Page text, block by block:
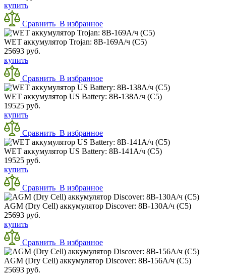
купить
Сравнить В избранное
WET аккумулятор Trojan: 8В-169А/ч (С5)
25693 руб.
купить
Сравнить В избранное
WET аккумулятор US Battery: 8В-138А/ч (С5)
19525 руб.
купить
Сравнить В избранное
WET аккумулятор US Battery: 8В-141А/ч (С5)
19525 руб.
купить
Сравнить В избранное
AGM (Dry Cell) аккумулятор Discover: 8В-130А/ч (С5)
25693 руб.
купить
Сравнить В избранное
AGM (Dry Cell) аккумулятор Discover: 8В-156А/ч (С5)
25693 руб.